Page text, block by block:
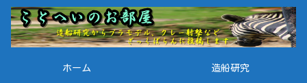
ホーム 造船研究